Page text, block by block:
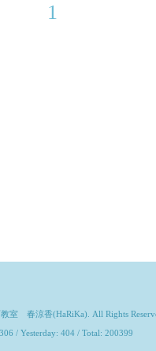
1
教室 春涼香(HaRiKa) . All Rights
306 / Yesterday: 404/ Total: 200399